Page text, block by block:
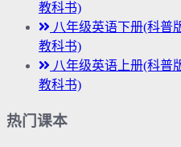
教科书)
八年级英语下册(科普
教科书)
八年级英语上册(科普
教科书)
热门课本